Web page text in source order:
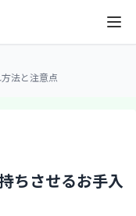
法と注意点
ちさせるお手入